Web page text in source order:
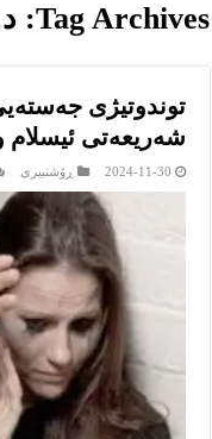
Tag Archives:
توندوتیژی
شەریعەتی ئیسلام
2024-11-30 ڕۆشنبیرى